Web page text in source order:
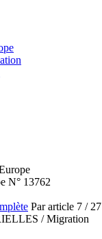
N° 13762
Par article 7 / 27
/ Migration